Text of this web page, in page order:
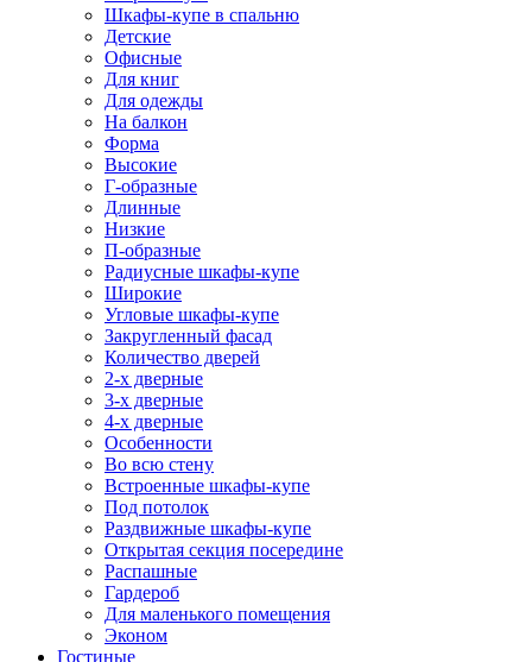
Шкафы-купе в спальню
Детские
Офисные
Для книг
Для одежды
На балкон
Форма
Высокие
Г-образные
Длинные
Низкие
П-образные
Радиусные шкафы-купе
Широкие
Угловые шкафы-купе
Закругленный фасад
Количество дверей
2-х дверные
3-х дверные
4-х дверные
Особенности
Во всю стену
Встроенные шкафы-купе
Под потолок
Раздвижные шкафы-купе
Открытая секция посередине
Распашные
Гардероб
Для маленького помещения
Эконом
Гостиные